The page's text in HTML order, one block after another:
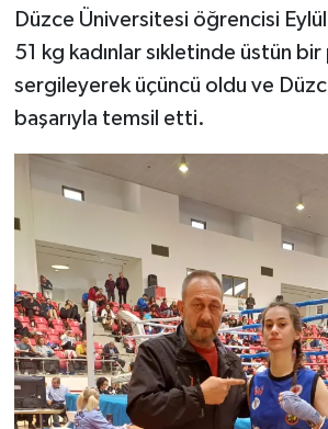
Düzce Üniversitesi öğrencisi
51 kg kadınlar sıkletinde üstün
sergileyerek üçüncü oldu ve
başarıyla temsil etti.